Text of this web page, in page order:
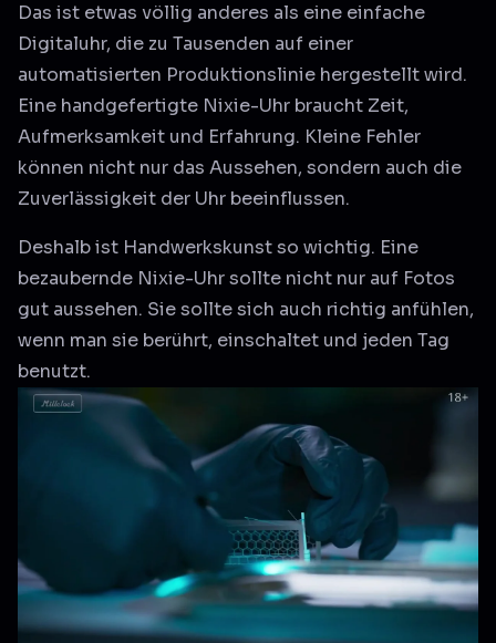
Das ist etwas völlig anderes als eine einfache
Digitaluhr, die zu Tausenden auf einer
automatisierten Produktionslinie hergestellt wird.
Eine handgefertigte Nixie-Uhr braucht Zeit,
Aufmerksamkeit und Erfahrung. Kleine Fehler
können nicht nur das Aussehen, sondern auch die
Zuverlässigkeit der Uhr beeinflussen.
Deshalb ist Handwerkskunst so wichtig. Eine
bezaubernde Nixie-Uhr sollte nicht nur auf Fotos
gut aussehen. Sie sollte sich auch richtig anfühlen,
wenn man sie berührt, einschaltet und jeden Tag
benutzt.